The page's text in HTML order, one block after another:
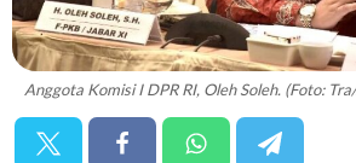
Anggota Komisi I DPR RI, Oleh Soleh. (Foto: